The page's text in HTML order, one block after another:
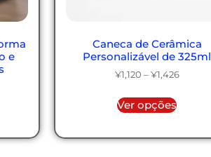
e
Caneca de Cerâmica
Personalizável de 325ml
¥1,120 – ¥1,426
Ver opções